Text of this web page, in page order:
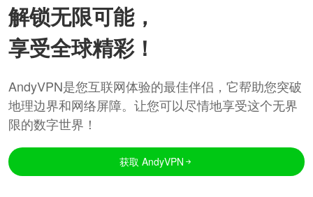
解锁无限可能，
享受全球精彩！
AndyVPN是您互联网体验的最佳伴侣，它帮助您突破
地理边界和网络屏障。让您可以尽情地享受这个无界
限的数字世界！
获取 AndyVPN